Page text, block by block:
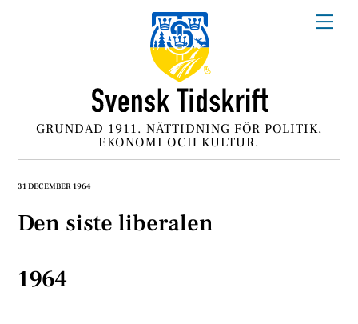
GRUNDAD 1911. NÄTTIDNING FÖR POLITIK,
EKONOMI OCH KULTUR.
31 DECEMBER 1964
Den siste liberalen
1964